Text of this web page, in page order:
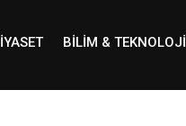
BILIM & TEKNOLOJI